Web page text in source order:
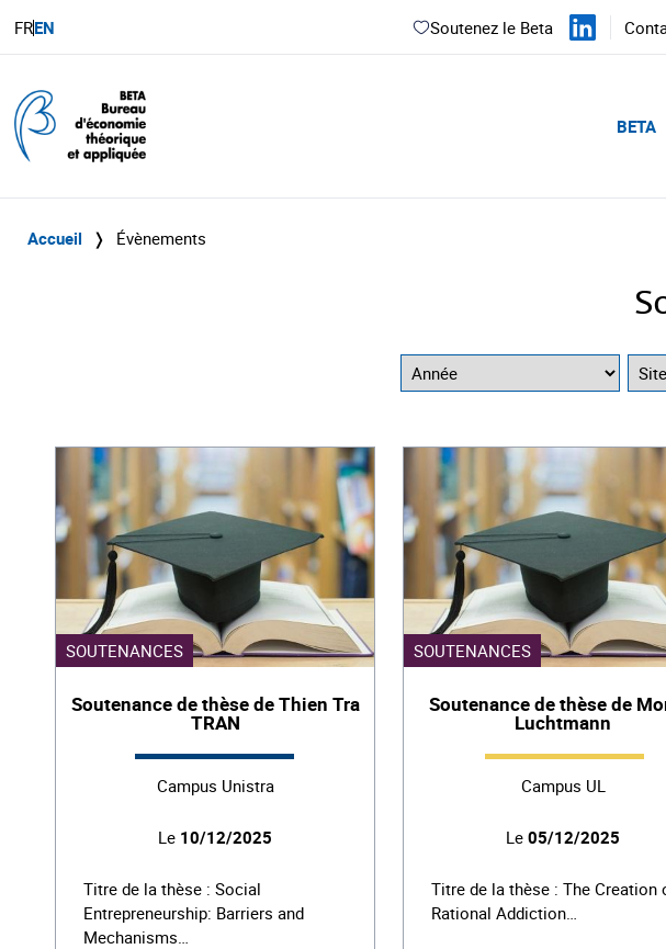
FREN Soutenez le Beta
BETA
Accueil ❭ Évènements
SOUTENANCES
Soutenance de thèse de Thien Tra
TRAN
Campus Unistra
Le 10/12/2025
Titre de la thèse : Social
Entrepreneurship: Barriers and
Mechanisms…
SOUTENANCES
Soutenance de thèse de
Luchtmann
Campus UL
Le05/12/2025
Titre de la thèse : The Creation
Rational Addiction…